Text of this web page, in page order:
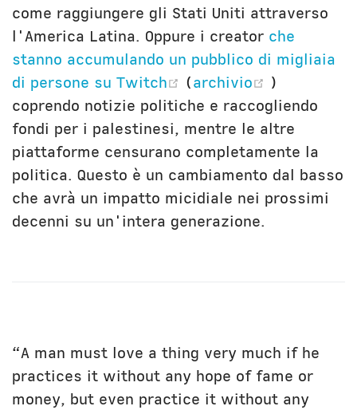
come raggiungere gli Stati Uniti attraverso
l'America Latina. Oppure i creator che
stanno accumulando un pubblico di migliaia
di persone su Twitch
(opens new window)
(archivio (opens
)
coprendo notizie politiche e raccogliendo
fondi per i palestinesi, mentre le altre
piattaforme censurano completamente la
politica. Questo è un cambiamento dal basso
che avrà un impatto micidiale nei prossimi
decenni su un'intera generazione.
“A man must love a thing very much if he
practices it without any hope of fame or
money, but even practice it without any